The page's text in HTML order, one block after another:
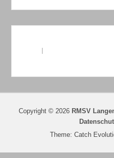
Copyright © 2026 RMSV
Theme: Catch